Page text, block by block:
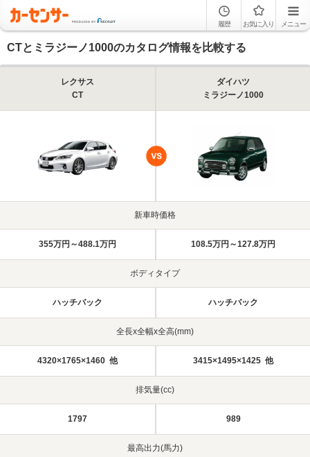
履歴 お気に入り メニュー
CTとミラジーノ1000のカタログ情報を比較する
レクサス
CT
ダイハツ
ミラジーノ1000
新車時価格
355万円～488.1万円 108.5万円～127.8万円
ボディタイプ
ハッチバック ハッチバック
全長x全幅x全高(mm)
4320×1765×1460 他 3415×1495×1425 他
排気量(cc)
1797 989
最高出力(馬力)